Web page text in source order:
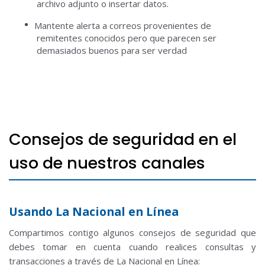
archivo adjunto o insertar datos.
Mantente alerta a correos provenientes de
remitentes conocidos pero que parecen ser
demasiados buenos para ser verdad
Consejos de seguridad en el
uso de nuestros canales
Usando La Nacional en Línea
Compartimos contigo algunos consejos de seguridad que
debes tomar en cuenta cuando realices consultas y
transacciones a través de La Nacional en Línea: